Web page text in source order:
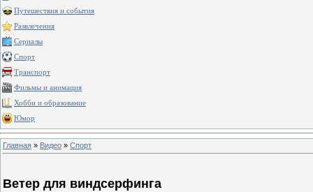
Путешествия и события
Развлечения
Сериалы
Спорт
Транспорт
Фильмы и анимация
Хобби и образование
Юмор
Главная » Видео » Спорт
Ветер для виндсерфинга